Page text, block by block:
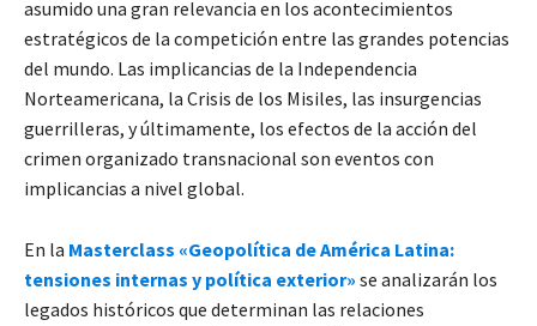
asumido una gran relevancia en los acontecimientos
estratégicos de la competición entre las grandes potencias
del mundo. Las implicancias de la Independencia
Norteamericana, la Crisis de los Misiles, las insurgencias
guerrilleras, y últimamente, los efectos de la acción del
crimen organizado transnacional son eventos con
implicancias a nivel global.
En la Masterclass «Geopolítica de América Latina:
tensiones internas y política exterior» se analizarán los
legados históricos que determinan las relaciones